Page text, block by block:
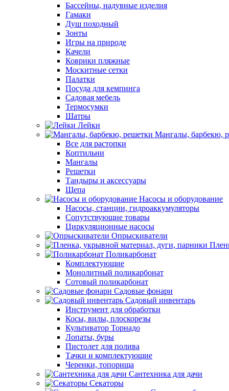
Бассейны, надувные изделия
Гамаки
Душ походный
Зонты
Игры на природе
Качели
Коврики пляжные
Москитные сетки
Палатки
Посуда для кемпинга
Садовая мебель
Термосумки
Шатры
Лейки
Мангалы, барбекю,
Все для растопки
Коптильни
Мангалы
Решетки
Тандыры и аксессуары
Щепа
Насосы и оборудование
Насосы, станции, гидроаккумуляторы
Сопутствующие товары
Циркуляционные насосы
Опрыскиватели
Поликарбонат
Комплектующие
Монолитный поликарбонат
Сотовый поликарбонат
Садовые фонари
Садовый инвентарь
Инструмент для обработки
Косы, вилы, плоскорезы
Культиватор Торнадо
Лопаты, буры
Пистолет для полива
Тачки и комплектующие
Черенки, топорища
Сантехника для дачи
Секаторы